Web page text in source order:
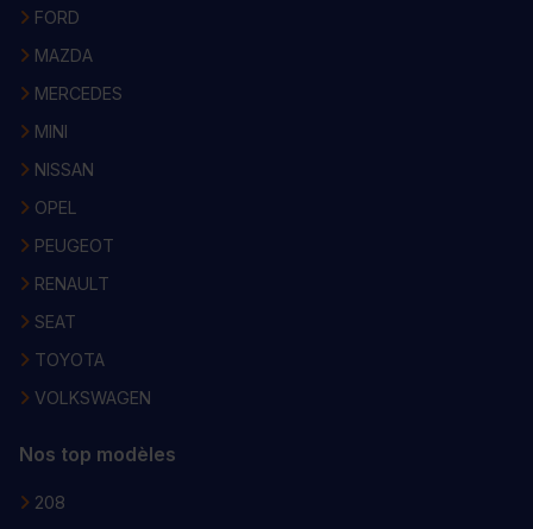
FORD
MAZDA
MERCEDES
MINI
NISSAN
OPEL
PEUGEOT
RENAULT
SEAT
TOYOTA
VOLKSWAGEN
Nos top modèles
208